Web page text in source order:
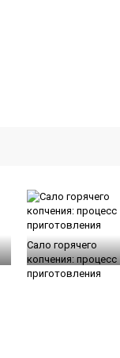
Сало горячего
копчения: процесс
приготовления